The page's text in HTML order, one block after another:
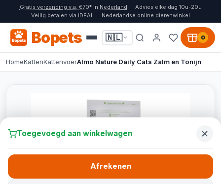
Gratis verzending v.a. €70* in Nederland
Advies elke dag 10u-20u
Veilig betalen via iDEAL
Nederlandse online dierenwinkel
Bopets 🇳🇱 0
HomeKattenKattenvoerAlmo Nature Daily Cats Zalm en Tonijn
Toegevoegd aan winkelwagen
Afrekenen